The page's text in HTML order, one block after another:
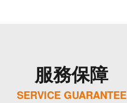
服務保障
SERVICE GUARANTEE